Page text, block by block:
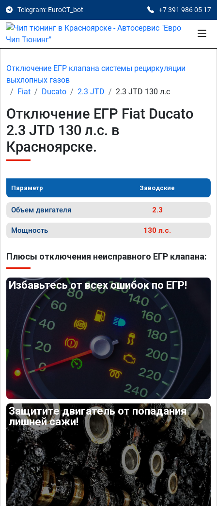
Telegram: EuroCT_bot +7 391 986 05 17
Отключение ЕГР клапана системы рециркуляции
выхлопных газов
Fiat
Ducato 2.3 JTD 2.3 JTD 130 л.с
Отключение ЕГР Fiat Ducato
2.3 JTD 130 л.с. в
Красноярске.
Параметр Заводские
Объем двигателя 2.3
Мощность 130 л.с.
Плюсы отключения неисправного ЕГР клапана:
Избавьтесь от всех ошибок по ЕГР!
Защитите двигатель от попадания
лишней сажи!